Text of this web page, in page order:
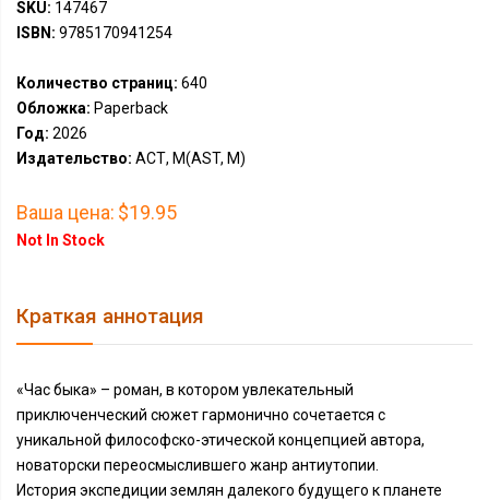
SKU: 147467
ISBN: 9785170941254
Количество страниц: 640
Обложка: Paperback
Год: 2026
Издательство: АСТ, М(AST, M)
Ваша цена: $19.95
Not In Stock
Краткая аннотация
«Час быка» – роман, в котором увлекательный
приключенческий сюжет гармонично сочетается с
уникальной философско-этической концепцией автора,
новаторски переосмыслившего жанр антиутопии.
История экспедиции землян далекого будущего к планете